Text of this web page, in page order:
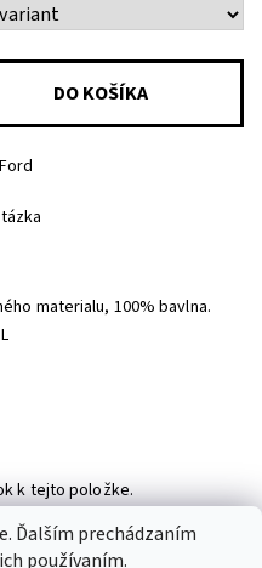
Ford
materialu, 100% bavlna.
k tejto položke.
Ďalším prechádzaním
používaním.